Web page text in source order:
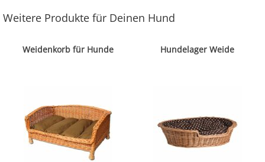
Weitere Produkte für Deinen Hund
Weidenkorb für Hunde Hundelager Weide